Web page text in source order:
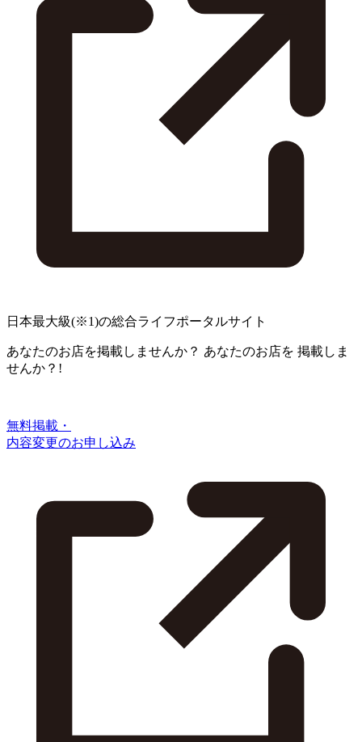
日本最大級(※1)の総合ライフポータルサイト
あなたのお店を掲載しませんか？ あなたのお店を 掲載しま
せんか？!
無料掲載・
内容変更のお申し込み